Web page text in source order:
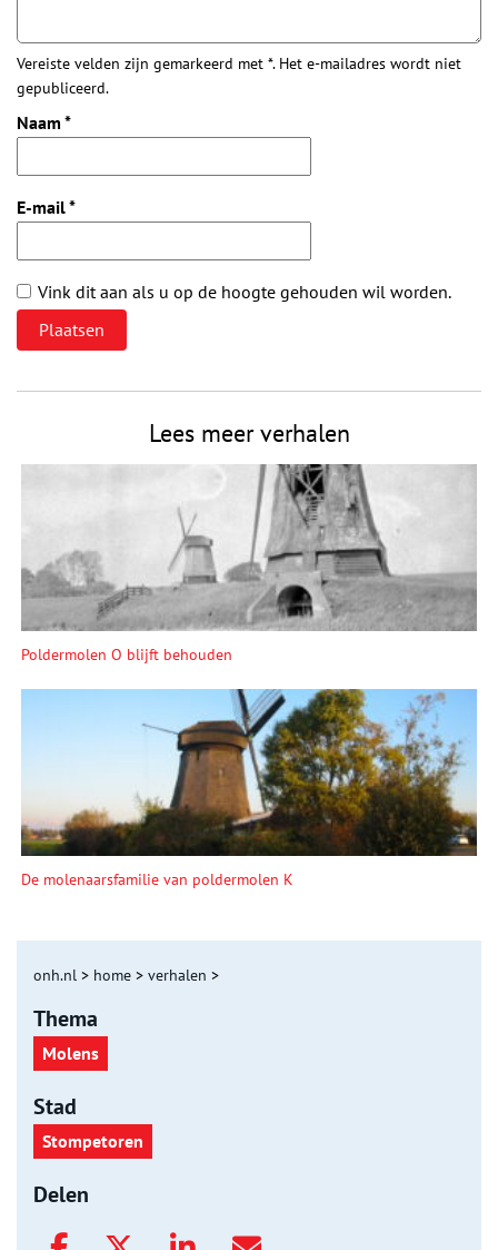
Vereiste velden zijn gemarkeerd met *. Het e-mailadres wordt niet
gepubliceerd.
Naam *
E-mail*
Vink dit aan als u op de hoogte gehouden wil worden.
Lees meer verhalen
Poldermolen O blijft behouden
De molenaarsfamilie van poldermolen K
onh.nl > home > verhalen >
Thema
Molens
Stad
Stompetoren
Delen